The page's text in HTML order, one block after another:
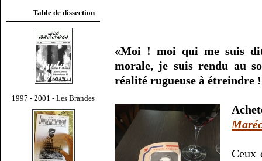
Table de dissection
1997 - 2001 - Les Brandes
«Moi ! moi qui me suis dit
morale, je suis rendu au
réalité rugueuse à étreindre
Ceux